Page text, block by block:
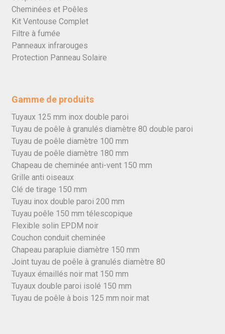
Cheminées et Poêles
Kit Ventouse Complet
Filtre à fumée
Panneaux infrarouges
Protection Panneau Solaire
Gamme de produits
Tuyaux 125 mm inox double paroi
Tuyau de poêle à granulés diamètre 80 double paroi
Tuyau de poêle diamètre 100 mm
Tuyau de poêle diamètre 180 mm
Chapeau de cheminée anti-vent 150 mm
Grille anti oiseaux
Clé de tirage 150 mm
Tuyau inox double paroi 200 mm
Tuyau poêle 150 mm télescopique
Flexible solin EPDM noir
Couchon conduit cheminée
Chapeau parapluie diamètre 150 mm
Joint tuyau de poêle à granulés diamètre 80
Tuyaux émaillés noir mat 150 mm
Tuyaux double paroi isolé 150 mm
Tuyau de poêle à bois 125 mm noir mat